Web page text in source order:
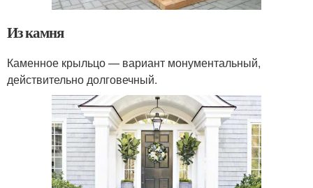
Из камня
Каменное крыльцо — вариант монументальный,
действительно долговечный.